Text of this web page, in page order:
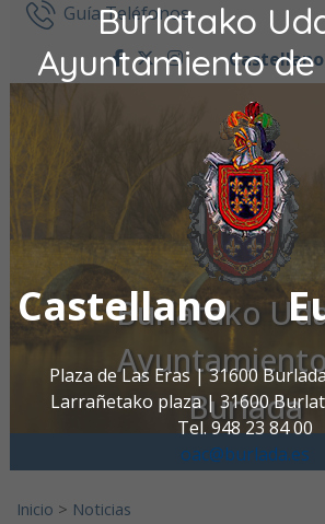
Burlatako
Ayuntamiento
Castellano
Plaza de Las Eras | 31600
Larrañetako plaza | 31600
Tel. 948 23 84 00
oac@burlada.es
Ir al contenidoGuía Teléfonos
facebook
twitter
instagram
Castellano
Burlatako
Burlada
Inicio > Noticias